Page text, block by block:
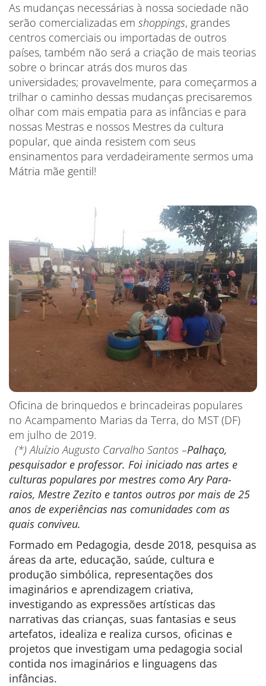
As mudanças necessárias à nossa sociedade não
serão comercializadas em shoppings, grandes
centros comerciais ou importadas de outros
países, também não será a criação de mais teorias
sobre o brincar atrás dos muros das
universidades; provavelmente, para começarmos a
trilhar o caminho dessas mudanças precisaremos
olhar com mais empatia para as infâncias e para
nossas Mestras e nossos Mestres da cultura
popular, que ainda resistem com seus
ensinamentos para verdadeiramente sermos uma
Mátria mãe gentil!
Oficina de brinquedos e brincadeiras populares
no Acampamento Marias da Terra, do MST (DF)
em julho de 2019.
(*) Aluízio Augusto Carvalho Santos –Palhaço,
pesquisador e professor. Foi iniciado nas artes e
culturas populares por mestres como Ary Para-
raios, Mestre Zezito e tantos outros por mais de 25
anos de experiências nas comunidades com as
quais conviveu.
Formado em Pedagogia, desde 2018, pesquisa as
áreas da arte, educação, saúde, cultura e
produção simbólica, representações dos
imaginários e aprendizagem criativa,
investigando as expressões artísticas das
narrativas das crianças, suas fantasias e seus
artefatos, idealiza e realiza cursos, oficinas e
projetos que investigam uma pedagogia social
contida nos imaginários e linguagens das
infâncias.